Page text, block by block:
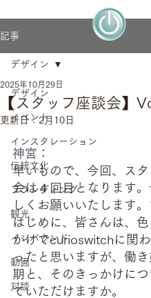
記事
デザイン
イベント
インスタレーション
伝統文化
ブランディング
観光
インバウンド
動画
対談
デザイン
【スタッフ座談会】
2025年10月29日
更新日：2月10日
神宮：
早いもので、今回、ス
会は４回目となります。
しくお願いいたします
はじめに、皆さんは、色
かけでcurioswitchに関
ったと思いますが、働
期と、そのきっかけにつ
ていただけますか。